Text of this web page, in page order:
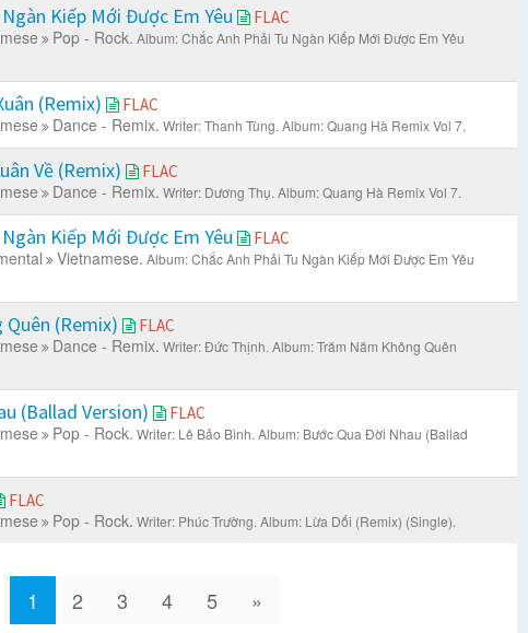
Kiếp Mới Được Em Yêu FLAC
Pop - Rock. Album: Chắc Anh Phải Tu Ngàn Kiếp Mới Được Em Yêu
(Remix) FLAC
Dance - Remix. Writer: Thanh Tùng. Album: Quang Hà Remix Vol 7.
Về (Remix) FLAC
Dance - Remix. Writer: Dương Thụ. Album: Quang Hà Remix Vol 7.
Kiếp Mới Được Em Yêu FLAC
Vietnamese. Album: Chắc Anh Phải Tu Ngàn Kiếp Mới Được Em Yêu
(Remix) FLAC
Dance - Remix. Writer: Đức Thịnh. Album: Trăm Năm Không Quên
(Ballad Version) FLAC
Pop - Rock. Writer: Lê Bảo Bình. Album: Bước Qua Đời Nhau (Ballad
FLAC
Pop - Rock. Writer: Phúc Trường. Album: Lừa Dối (Remix) (Single).
1 2 3 4 5 »